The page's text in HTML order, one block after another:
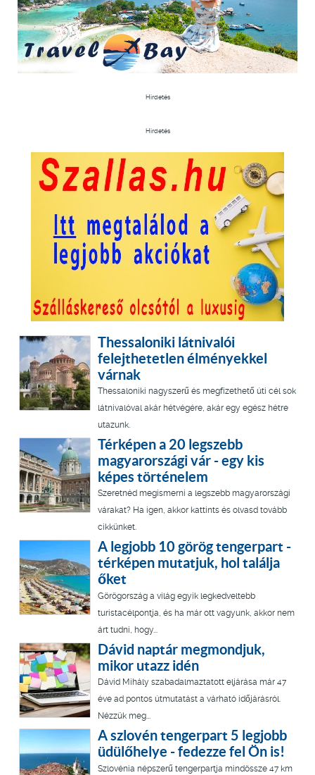
Hirdetés
Hirdetés
Thessaloniki látnivalói
felejthetetlen élményekkel
várnak
Thessaloniki nagyszerű és megfizethető úti cél sok
látnivalóval akár hétvégére, akár egy egész hétre
utazunk.
Térképen a 20 legszebb
magyarországi vár - egy kis
képes történelem
Szeretnéd megismerni a legszebb magyarországi
várakat? Ha igen, akkor kattints és olvasd tovább
cikkünket.
A legjobb 10 görög tengerpart -
térképen mutatjuk, hol találja
őket
Görögország a világ egyik legkedveltebb
turistacélpontja, és ha már ott vagyunk, akkor nem
árt tudni, hogy...
Dávid naptár megmondjuk,
mikor utazz idén
Dávid Mihály szabadalmaztatott eljárása már 47
éve ad pontos útmutatást a várható időjárásról.
Nézzük meg...
A szlovén tengerpart 5 legjobb
üdülőhelye - fedezze fel Ön is!
Szlovénia népszerű tengerpartja mindössze 47 km